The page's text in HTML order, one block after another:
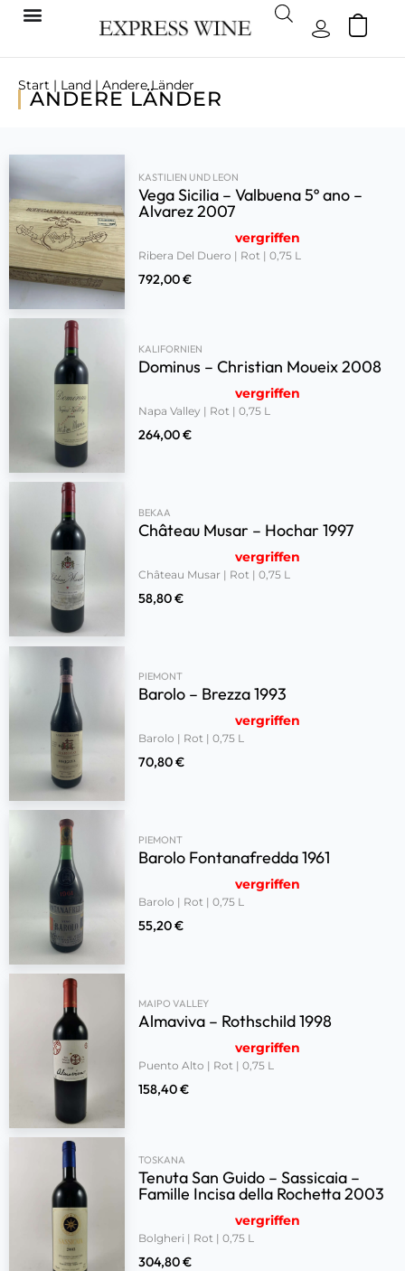
Start | Land | Andere Länder
ANDERE LÄNDER
KASTILIEN UND LEON
Vega Sicilia – Valbuena 5º ano –
Alvarez 2007
vergriffen
Ribera Del Duero | Rot | 0,75 L
792,00€
KALIFORNIEN
Dominus – Christian Moueix 2008
vergriffen
Napa Valley | Rot | 0,75 L
264,00€
BEKAA
Château Musar – Hochar 1997
vergriffen
Château Musar | Rot | 0,75 L
58,80€
PIEMONT
Barolo – Brezza 1993
vergriffen
Barolo | Rot | 0,75 L
70,80€
PIEMONT
Barolo Fontanafredda 1961
vergriffen
Barolo | Rot | 0,75 L
55,20€
MAIPO VALLEY
Almaviva – Rothschild 1998
vergriffen
Puento Alto | Rot | 0,75 L
158,40€
TOSKANA
Tenuta San Guido – Sassicaia –
Famille Incisa della Rochetta 2003
vergriffen
Bolgheri | Rot | 0,75 L
304,80€